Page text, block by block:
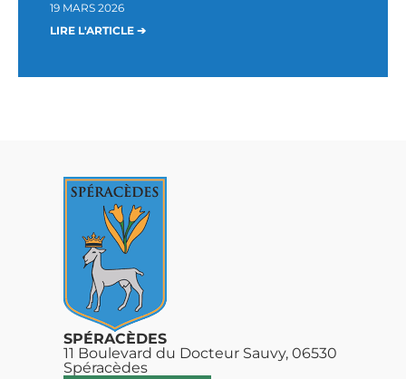
19 MARS 2026
LIRE L'ARTICLE ➔
SPÉRACÈDES
11 Boulevard du Docteur Sauvy, 06530
Spéracèdes